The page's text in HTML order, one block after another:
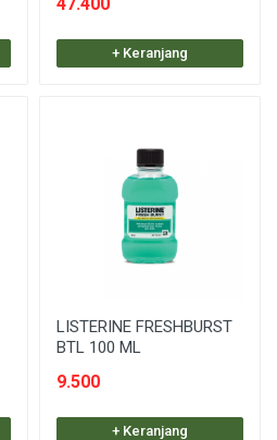
+ Keranjang
LISTERINE FRESHBURST
BTL 100 ML
9.500
+ Keranjang